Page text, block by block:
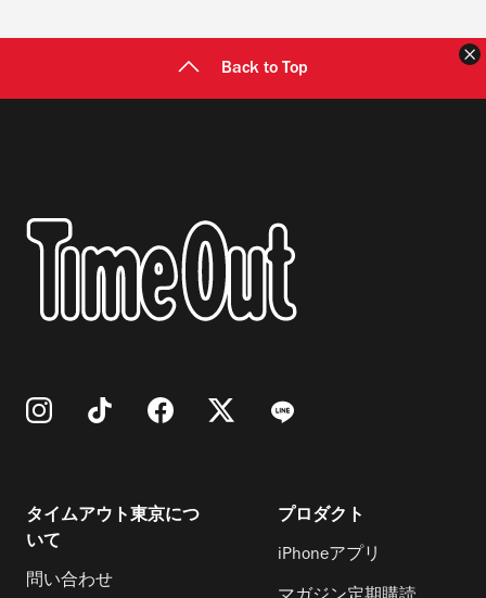
Back to Top
タイムアウト東京につ
いて
問い合わせ
プロダクト
iPhoneアプリ